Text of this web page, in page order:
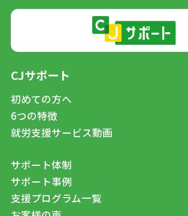
CJサポート
初めての方へ
6つの特徴
就労支援サービス動画
サポート体制
サポート事例
支援プログラム一覧